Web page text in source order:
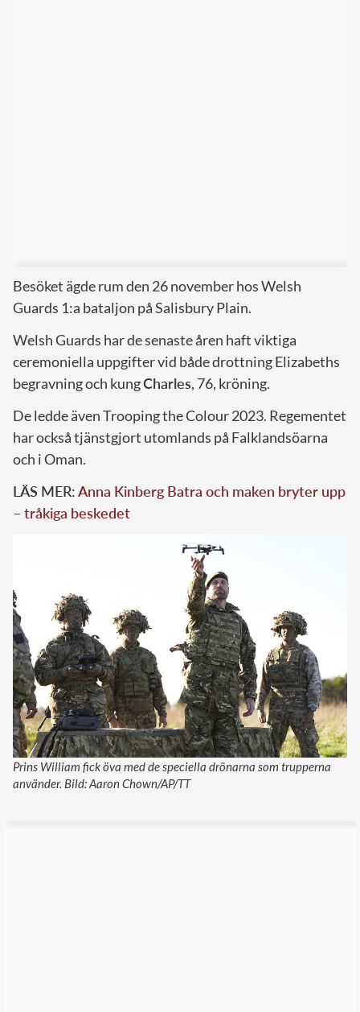
Besöket ägde rum den 26 november hos Welsh
Guards 1:a bataljon på Salisbury Plain.
Welsh Guards har de senaste åren haft viktiga
ceremoniella uppgifter vid både drottning Elizabeths
begravning och kungCharles, 76, kröning.
De ledde även Trooping the Colour 2023. Regementet
har också tjänstgjort utomlands på Falklandsöarna
och i Oman.
LÄS MER:Anna Kinberg Batra och maken bryter upp
– tråkiga beskedet
Prins William fick öva med de speciella drönarna som trupperna
använder. Bild: Aaron Chown/AP/TT